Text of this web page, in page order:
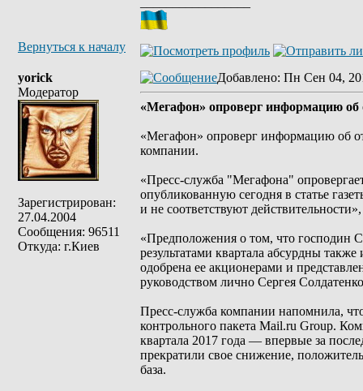
Вернуться к началу
yorick
Модератор
Зарегистрирован:
27.04.2004
Сообщения: 96511
Откуда: г.Киев
Добавлено: Пн Сен 04,
«Мегафон» опроверг информацию об
«Мегафон» опроверг информацию об
компании.
«Пресс-служба "Мегафона"
опубликованную сегодня в статье
и не соответствуют
«Предположения о том, что господин
результатами квартала абсурдны
одобрена ее акционерами и
руководством лично Сергея
Пресс-служба компании напомнила,
контрольного пакета Mail.ru Group.
квартала 2017 года — впервые за
прекратили свое снижение,
база.